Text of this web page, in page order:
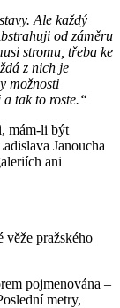
Ale každý
od záměru
stromu, třeba ke
z nich je
možnosti
a tak to roste.“
mám-li být
Janoucha
ani
věže pražského
pojmenována –
metry,